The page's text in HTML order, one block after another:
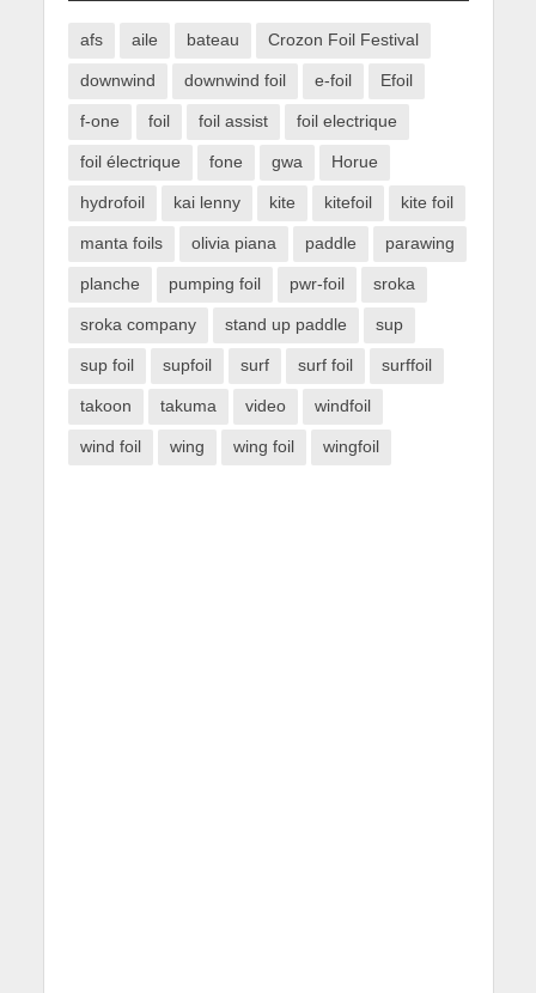
afs aile bateau Crozon Foil Festival
downwind downwind foil e-foil Efoil
f-one foil foil assist foil electrique
foil électrique fone gwa Horue
hydrofoil kai lenny kite kitefoil kite foil
manta foils olivia piana paddle parawing
planche pumping foil pwr-foil sroka
sroka company stand up paddle sup
sup foil supfoil surf surf foil surffoil
takoon takuma video windfoil
wind foil wing wing foil wingfoil